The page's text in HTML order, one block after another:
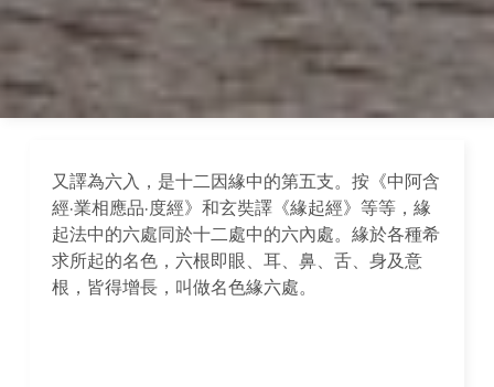
又譯為六入，是十二因緣中的第五支。按《中阿含
經·業相應品·度經》和玄奘譯《緣起經》等等，緣
起法中的六處同於十二處中的六內處。緣於各種希
求所起的名色，六根即眼、耳、鼻、舌、身及意
根，皆得增長，叫做名色緣六處。